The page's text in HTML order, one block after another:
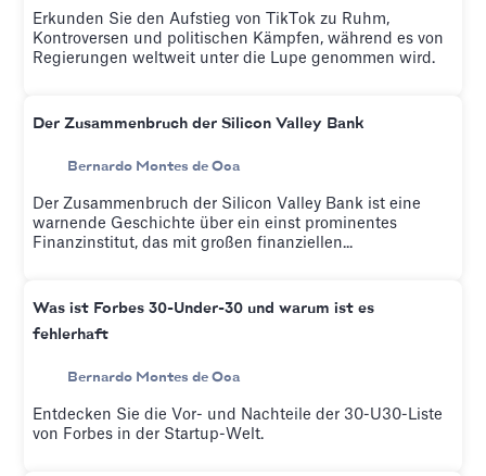
Erkunden Sie den Aufstieg von TikTok zu Ruhm,
Kontroversen und politischen Kämpfen, während es von
Regierungen weltweit unter die Lupe genommen wird.
Der Zusammenbruch der Silicon Valley Bank
Bernardo Montes de Oca
Der Zusammenbruch der Silicon Valley Bank ist eine
warnende Geschichte über ein einst prominentes
Finanzinstitut, das mit großen finanziellen...
Was ist Forbes 30-Under-30 und warum ist es
fehlerhaft
Bernardo Montes de Oca
Entdecken Sie die Vor- und Nachteile der 30-U30-Liste
von Forbes in der Startup-Welt.